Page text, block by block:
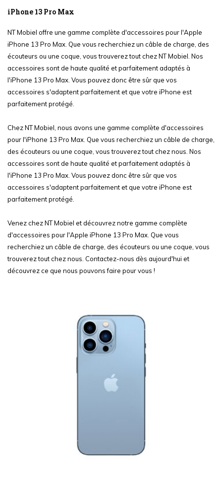
iPhone 13 Pro Max
NT Mobiel offre une gamme complète d'accessoires pour l'Apple
iPhone 13 Pro Max. Que vous recherchiez un câble de charge, des
écouteurs ou une coque, vous trouverez tout chez NT Mobiel. Nos
accessoires sont de haute qualité et parfaitement adaptés à
l'iPhone 13 Pro Max. Vous pouvez donc être sûr que vos
accessoires s'adaptent parfaitement et que votre iPhone est
parfaitement protégé.
Chez NT Mobiel, nous avons une gamme complète d'accessoires
pour l'iPhone 13 Pro Max. Que vous recherchiez un câble de charge,
des écouteurs ou une coque, vous trouverez tout chez nous. Nos
accessoires sont de haute qualité et parfaitement adaptés à
l'iPhone 13 Pro Max. Vous pouvez donc être sûr que vos
accessoires s'adaptent parfaitement et que votre iPhone est
parfaitement protégé.
Venez chez NT Mobiel et découvrez notre gamme complète
d'accessoires pour l'Apple iPhone 13 Pro Max. Que vous
recherchiez un câble de charge, des écouteurs ou une coque, vous
trouverez tout chez nous. Contactez-nous dès aujourd'hui et
découvrez ce que nous pouvons faire pour vous !